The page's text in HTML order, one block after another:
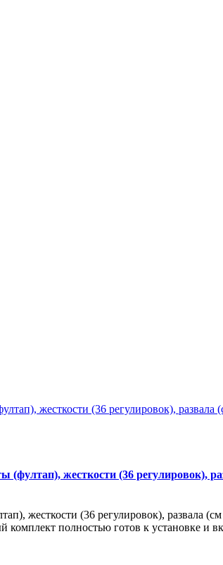
жесткости (36 регулировок),
жесткости (36 регулировок), развала
полностью готов к установке и